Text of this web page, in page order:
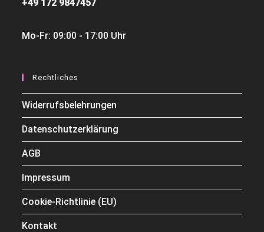
+49 172 9847457
Mo-Fr: 09:00 - 17:00 Uhr
Rechtliches
Widerrufsbelehrungen
Datenschutzerklärung
AGB
Impressum
Cookie-Richtlinie (EU)
Kontakt